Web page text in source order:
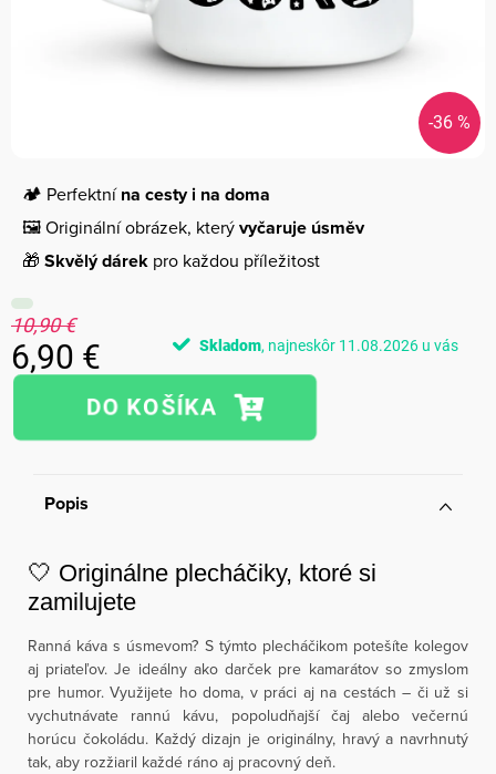
-36 %
🏕️ Perfektnína cesty i na doma
🖼️ Originální obrázek, kterývyčaruje úsměv
🎁 Skvělý dárek pro každou příležitost
10,90 €
6,90 €
Jednotková
Skladom 11.08.2026
Popis
🤍 Originálne plecháčiky, ktoré si
zamilujete
Ranná káva s úsmevom? S týmto plecháčikom potešíte kolegov
aj priateľov. Je ideálny ako darček pre kamarátov so zmyslom
pre humor. Využijete ho doma, v práci aj na cestách – či už si
vychutnávate rannú kávu, popoludňajší čaj alebo večernú
horúcu čokoládu. Každý dizajn je originálny, hravý a navrhnutý
tak, aby rozžiaril každé ráno aj pracovný deň.